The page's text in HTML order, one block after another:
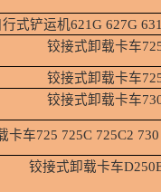
式铲运机621G 627G
铰接式卸载卡车
铰接式卸载卡车
铰接式卸载卡车
卡车725 725C 725C2 730
铰接式卸载卡车